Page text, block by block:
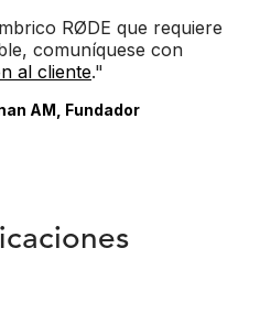
RØDE que requiere
comuníquese con
al cliente."
AM, Fundador